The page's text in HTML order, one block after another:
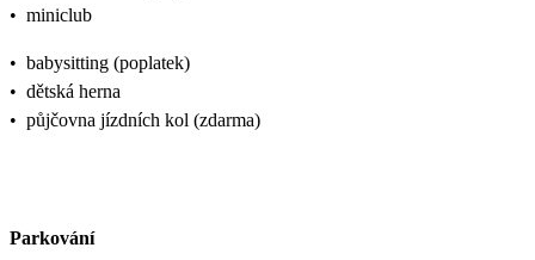
• miniclub
• babysitting (poplatek)
• dětská herna
• půjčovna jízdních kol (zdarma)
Parkování